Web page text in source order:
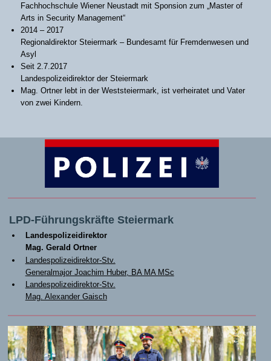
Fachhochschule Wiener Neustadt mit Sponsion zum „Master of
Arts in Security Management“
2014 – 2017
Regionaldirektor Steiermark – Bundesamt für Fremdenwesen und
Asyl
Seit 2.7.2017
Landespolizeidirektor der Steiermark
Mag. Ortner lebt in der Weststeiermark, ist verheiratet und Vater
von zwei Kindern.
LPD-Führungskräfte Steiermark
Landespolizeidirektor
Mag. Gerald Ortner
Landespolizeidirektor-Stv.
Generalmajor Joachim Huber, BA MA MSc
Landespolizeidirektor-Stv.
Mag. Alexander Gaisch